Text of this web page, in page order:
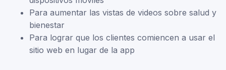
Para aumentar las vistas de videos sobre salud y
bienestar
Para lograr que los clientes comiencen a usar el
sitio web en lugar de la app